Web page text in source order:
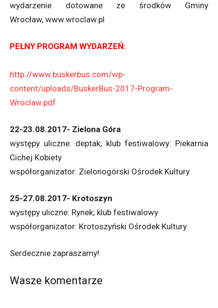
wydarzenie dotowane ze środków Gminy
Wrocław, www.wroclaw.pl
PEŁNY PROGRAM WYDARZEŃ:
http://www.buskerbus.com/wp-
content/uploads/BuskerBus-2017-Program-
Wroclaw.pdf
22-23.08.2017- Zielona Góra
występy uliczne: deptak; klub festiwalowy: Piekarnia
Cichej Kobiety
współorganizator: Zielonogórski Ośrodek Kultury
25-27.08.2017- Krotoszyn
występy uliczne: Rynek; klub festiwalowy
współorganizator: Krotoszyński Ośrodek Kultury
Serdecznie zapraszamy!
Wasze komentarze